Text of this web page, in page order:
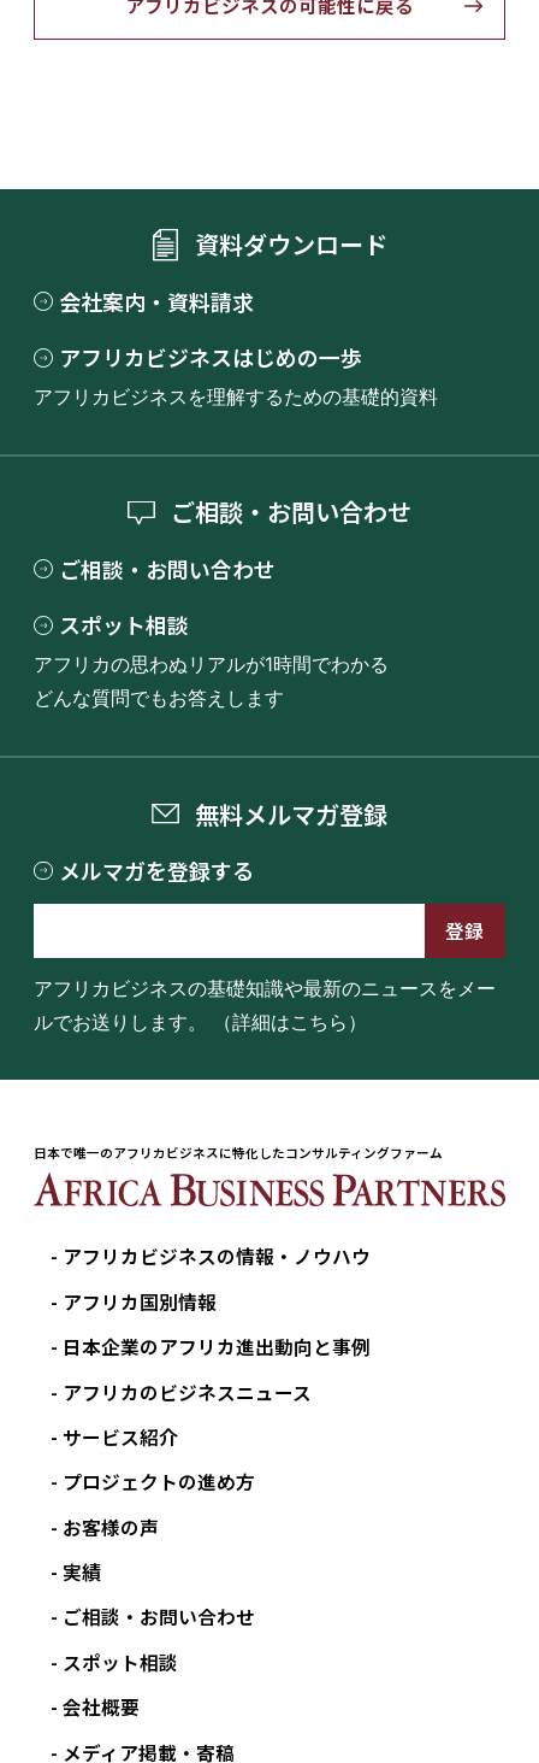
アフリカビジネスの可能性に戻る
資料ダウンロード
会社案内・資料請求
アフリカビジネスはじめの一歩
アフリカビジネスを理解するための基礎的資料
ご相談・お問い合わせ
ご相談・お問い合わせ
スポット相談
アフリカの思わぬリアルが1時間でわかる
どんな質問でもお答えします
無料メルマガ登録
メルマガを登録する
アフリカビジネスの基礎知識や最新のニュースをメー
ルでお送りします。
（詳細はこちら）
日本で唯一のアフリカビジネスに特化したコンサルティングファーム
アフリカビジネスの情報・ノウハウ
アフリカ国別情報
日本企業のアフリカ進出動向と事例
アフリカのビジネスニュース
サービス紹介
プロジェクトの進め方
お客様の声
実績
ご相談・お問い合わせ
スポット相談
会社概要
メディア掲載・寄稿